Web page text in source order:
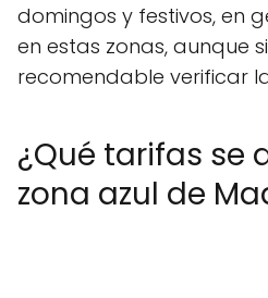
domingos y festivos, en
en estas zonas, aunque
recomendable verificar
¿Qué tarifas se
zona azul de